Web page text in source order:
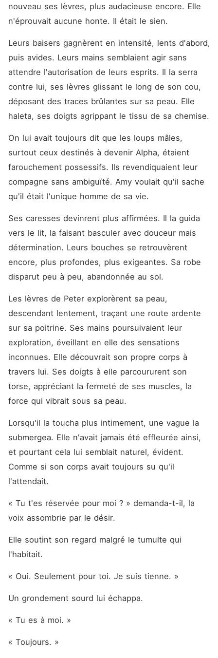
nouveau ses lèvres, plus audacieuse encore. Elle
n'éprouvait aucune honte. Il était le sien.
Leurs baisers gagnèrent en intensité, lents d'abord,
puis avides. Leurs mains semblaient agir sans
attendre l'autorisation de leurs esprits. Il la serra
contre lui, ses lèvres glissant le long de son cou,
déposant des traces brûlantes sur sa peau. Elle
haleta, ses doigts agrippant le tissu de sa chemise.
On lui avait toujours dit que les loups mâles,
surtout ceux destinés à devenir Alpha, étaient
farouchement possessifs. Ils revendiquaient leur
compagne sans ambiguïté. Amy voulait qu'il sache
qu'il était l'unique homme de sa vie.
Ses caresses devinrent plus affirmées. Il la guida
vers le lit, la faisant basculer avec douceur mais
détermination. Leurs bouches se retrouvèrent
encore, plus profondes, plus exigeantes. Sa robe
disparut peu à peu, abandonnée au sol.
Les lèvres de Peter explorèrent sa peau,
descendant lentement, traçant une route ardente
sur sa poitrine. Ses mains poursuivaient leur
exploration, éveillant en elle des sensations
inconnues. Elle découvrait son propre corps à
travers lui. Ses doigts à elle parcoururent son
torse, appréciant la fermeté de ses muscles, la
force qui vibrait sous sa peau.
Lorsqu'il la toucha plus intimement, une vague la
submergea. Elle n'avait jamais été effleurée ainsi,
et pourtant cela lui semblait naturel, évident.
Comme si son corps avait toujours su qu'il
l'attendait.
« Tu t'es réservée pour moi ? » demanda-t-il, la
voix assombrie par le désir.
Elle soutint son regard malgré le tumulte qui
l'habitait.
« Oui. Seulement pour toi. Je suis tienne. »
Un grondement sourd lui échappa.
« Tu es à moi. »
« Toujours. »